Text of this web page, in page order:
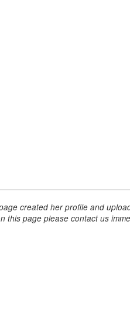
created her profile and
this page please contact us